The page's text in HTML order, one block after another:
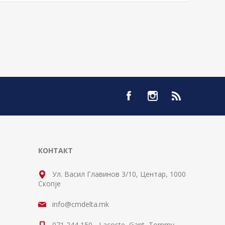
КОНТАКТ
Ул. Васил Главинов 3/10, Центар, 1000
Скопје
info@cmdelta.mk